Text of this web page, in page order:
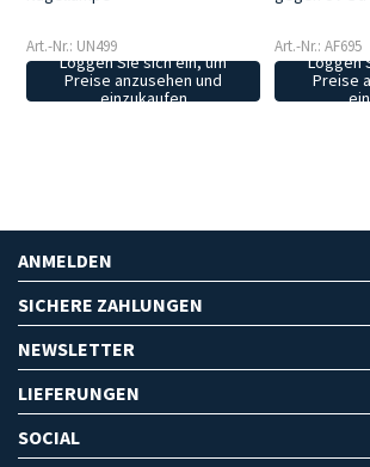
Art.-Nr.: UN499
Loggen Sie sich ein, um
Preise anzusehen und
einzukaufen
Art.-Nr.: AF695
Loggen
Preise
ANMELDEN
SICHERE ZAHLUNGEN
NEWSLETTER
LIEFERUNGEN
SOCIAL